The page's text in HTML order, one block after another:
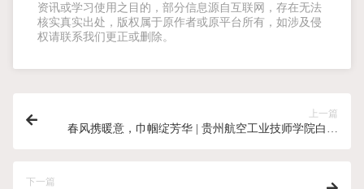
资讯或学习使用之目的，部分信息源自互联网，存在无法
核实真实出处，版权属于原作者或原平台所有，如涉及侵
权请联系我们更正或删除。
上一篇
春风携暖意，巾帼绽芳华 | 贵州航空工业技师学院白云
下一篇